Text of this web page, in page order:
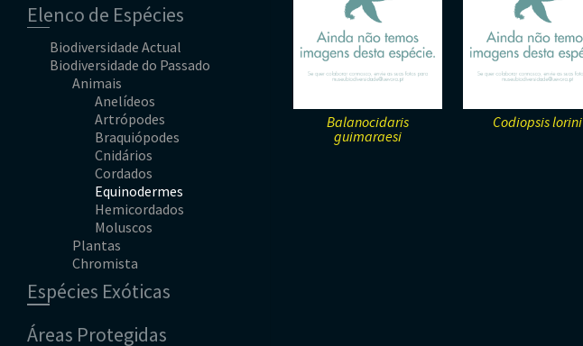
Comissão Científica
Parceiros
Ficha Técnica
Contactos
Elenco de Espécies
Biodiversidade Actual
Animais
Anelídeos
Artrópodes
Aracnídeos
Crustáceos
Diplópodes
Insectos
Quilópodes
Cnidários
Cordados
Anfíbios
Aves
Mamíferos
Peixes
Répteis
Tunicados
Equinodermes
Moluscos
Plantas
Angiospérmicas
Briófitas
Gimnospérmicas
Pteridófitas
Fungos
Ascomicetes
Basidiomicetes
Biodiversidade do Passado
Animais
Anelídeos
Artrópodes
Braquiópodes
Cnidários
Cordados
Anfíbios
Aves
Mamíferos
Peixes
Répteis
Equinodermes
Hemicordados
Moluscos
Plantas
Gimnospérmicas
Pteridófitas
Chromista
Espécies Exóticas
Áreas Protegidas
Balanocidaris
guimaraesi
Codiopsis lorini